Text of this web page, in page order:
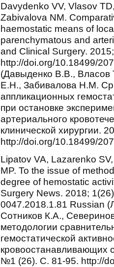
Davydenko VV, Vlasov
Zabivalova NM.
haemostatic means of
parenchymatous and
and Clinical Surgery.
http://doi.org/10.18499/
(Давыденко В.В., Власов
Е.Н., Забивалова Н.М.
аппликационных
при остановке
артериального
клинической хирургии.
http://doi.org/10.18499/
Lipatov VA, Lazarenko
MP. To the issue of
degree of hemostatic
Surgery News. 2018;
0047.2018.1.81 Russian
Сотников К.А.,
методологии
гемостатической
кровоостанавливающих
№1 (26). С. 81-95. http://